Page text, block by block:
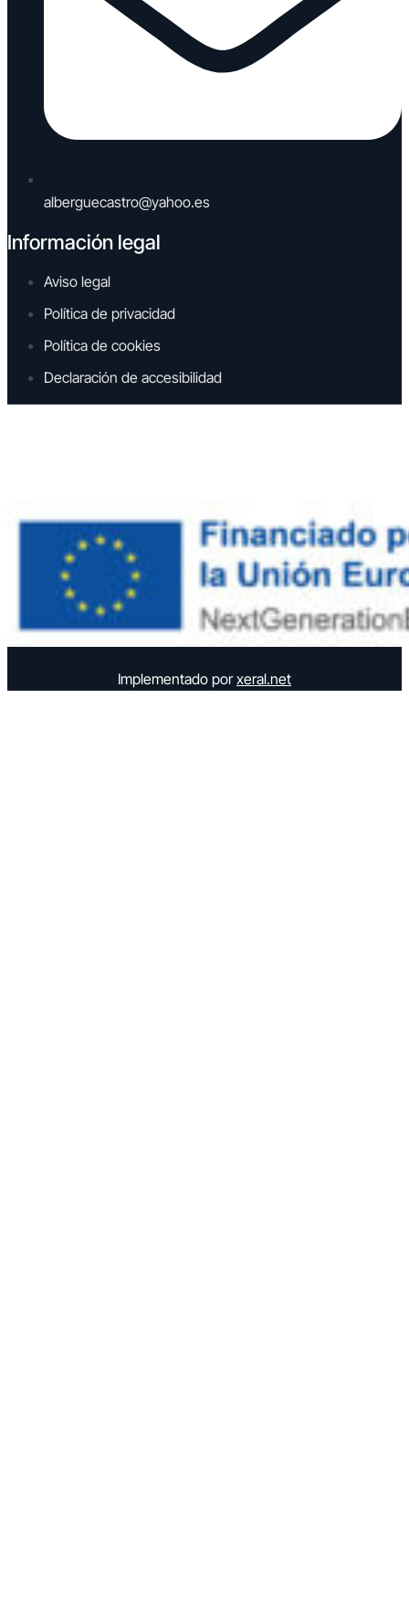
alberguecastro@yahoo.es
Información legal
Aviso legal
Política de privacidad
Política de cookies
Declaración de accesibilidad
Implementado porxeral.net